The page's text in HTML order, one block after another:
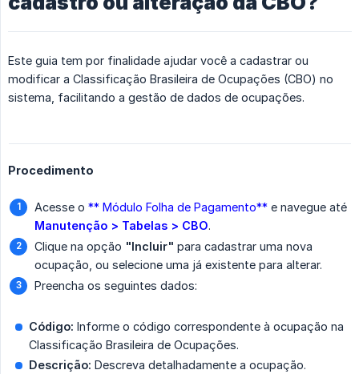
Este guia tem por finalidade ajudar você a cadastrar ou
modificar a Classificação Brasileira de Ocupações (CBO) no
sistema, facilitando a gestão de dados de ocupações.
Procedimento
Acesse o ** Módulo Folha de Pagamento** e navegue até
Manutenção > Tabelas > CBO.
Clique na opção "Incluir" para cadastrar uma nova
ocupação, ou selecione uma já existente para alterar.
Preencha os seguintes dados:
Código: Informe o código correspondente à ocupação na
Classificação Brasileira de Ocupações.
Descrição: Descreva detalhadamente a ocupação.